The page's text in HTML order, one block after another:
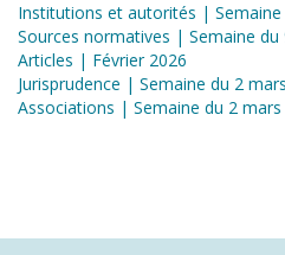
Institutions et autorités | Semaine
Sources normatives | Semaine du
Articles | Février 2026
Jurisprudence | Semaine du 2
Associations | Semaine du 2 mars